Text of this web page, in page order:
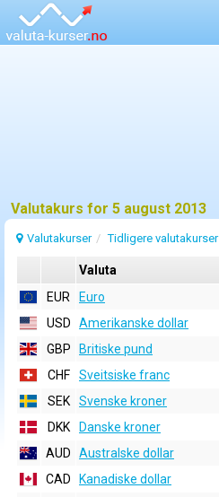
Valutakurs for 5 august 2013
Valutakurser Tidligere valutakurser
Valuta
EUR
Euro
USD
Amerikanske dollar
GBP
Britiske pund
CHF
Sveitsiske franc
SEK
Svenske kroner
DKK
Danske kroner
AUD
Australske dollar
CAD
Kanadiske dollar